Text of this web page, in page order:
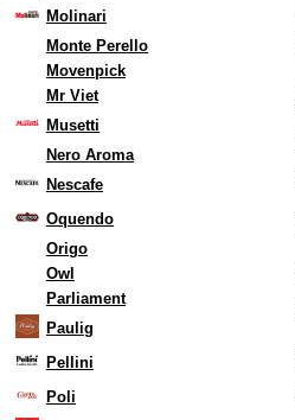
Molinari
Monte Perello
Movenpick
Mr Viet
Musetti
Nero Aroma
Nescafe
Oquendo
Origo
Owl
Parliament
Paulig
Pellini
Poli